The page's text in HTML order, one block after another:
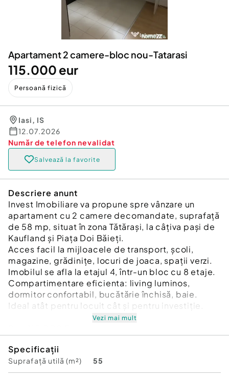
Animale de companie
Afaceri și echipamente profesionale
Inchiriere Bunuri si Vehicule
Utilaje agricole si industriale
Piese auto si accesorii
Apartament 2 camere-bloc nou-Tatarasi
115.000 eur
Persoană fizică
Iasi, IS
12.07.2026
Număr de telefon nevalidat
Salvează la favorite
Descriere anunt
Invest Imobiliare va propune spre vânzare un
apartament cu 2 camere decomandate, suprafață
de 58 mp, situat în zona Tătărași, la câțiva pași de
Kaufland și Piața Doi Băieți.
Acces facil la mijloacele de transport, școli,
magazine, grădinițe, locuri de joaca, spații verzi.
Imobilul se afla la etajul 4, într-un bloc cu 8 etaje.
Compartimentare eficienta: living luminos,
dormitor confortabil, bucătărie închisă, baie.
Ideal atât pentru locuit cât și pentru investiție.
vizionări, vă stau cu drag la dispoziție:
0744288612 Alexandra
Id intern: P9165
Vezi mai mult
Specificații
Suprafață utilă (m²) 55